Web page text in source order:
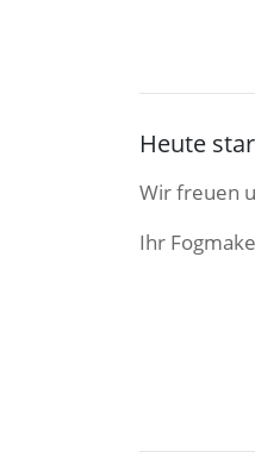
Heute
Wir freuen
Ihr